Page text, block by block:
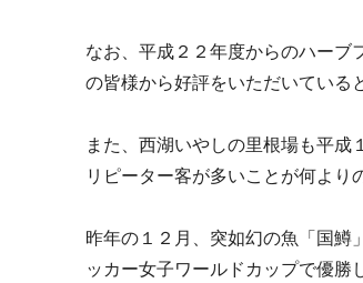
なお、平成２２年度からのハーブ
の皆様から好評をいただいている
また、西湖いやしの里根場も平成
リピーター客が多いことが何より
昨年の１２月、突如幻の魚「国鱒
ッカー女子ワールドカップで優勝